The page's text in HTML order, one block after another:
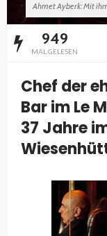
Ahmet Ayberk: Mit
949
MAL GELESEN
Chef der
Bar im Le
37 Jahre